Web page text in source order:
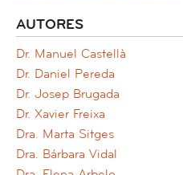
AUTORES
Dr. Manuel Castellà
Dr. Daniel Pereda
Dr. Josep Brugada
Dr. Xavier Freixa
Dra. Marta Sitges
Dra. Bárbara Vidal